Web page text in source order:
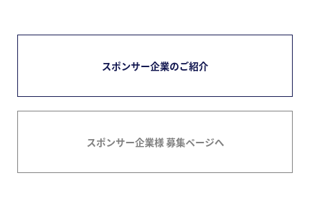
スポンサー企業のご紹介
スポンサー企業様 募集ページへ